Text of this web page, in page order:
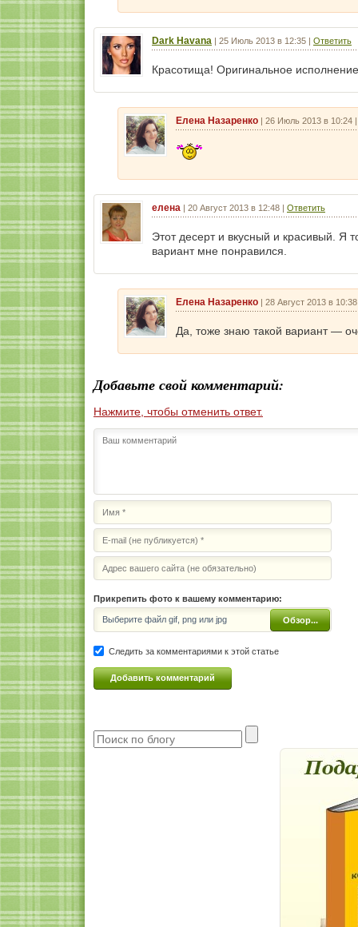
Dark Havana | 25 Июль 2013 в 12:35 | Ответить
Красотища! Оригинальное
Елена Назаренко | 26 Июль 2013 в 10:24
елена | 20 Август 2013 в 12:48 | Ответить
Этот десерт и вкусный и красивый. Я
вариант мне понравился.
Елена Назаренко | 28 Август 2013 в 10:38
Да, тоже знаю такой вариант —
Добавьте свой комментарий:
Нажмите, чтобы отменить ответ.
Прикрепить фото к вашему комментарию:
Выберите файл gif, png или jpg Обзор...
Следить за комментариями к этой статье